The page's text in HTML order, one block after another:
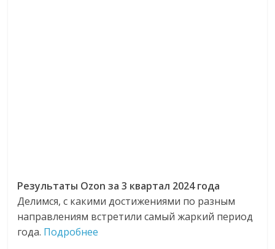
Результаты Ozon за 3 квартал 2024 года
Делимся, с какими достижениями по разным
направлениям встретили самый жаркий период
года. Подробнее